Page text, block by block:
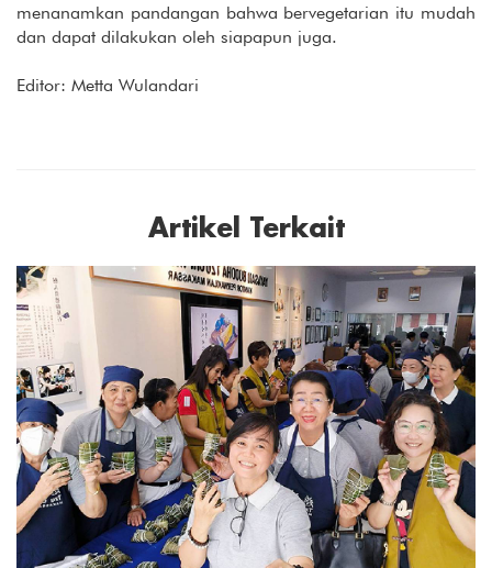
menanamkan pandangan bahwa bervegetarian itu mudah
dan dapat dilakukan oleh siapapun juga.
Editor: Metta Wulandari
Artikel Terkait